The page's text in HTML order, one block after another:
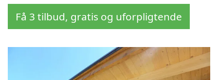
Få 3 tilbud, gratis og uforpligtende